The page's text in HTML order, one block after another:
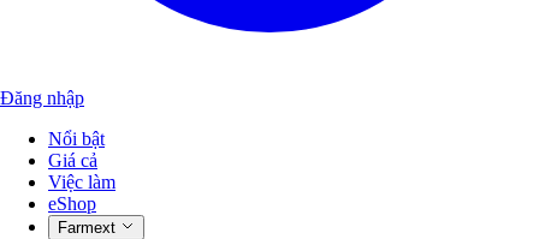
Đăng nhập
Nổi bật
Giá cả
Việc làm
eShop
Farmext